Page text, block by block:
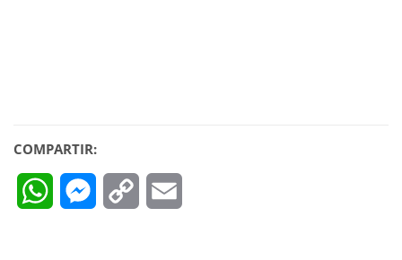
COMPARTIR:
WhatsAppMessenger
Copy